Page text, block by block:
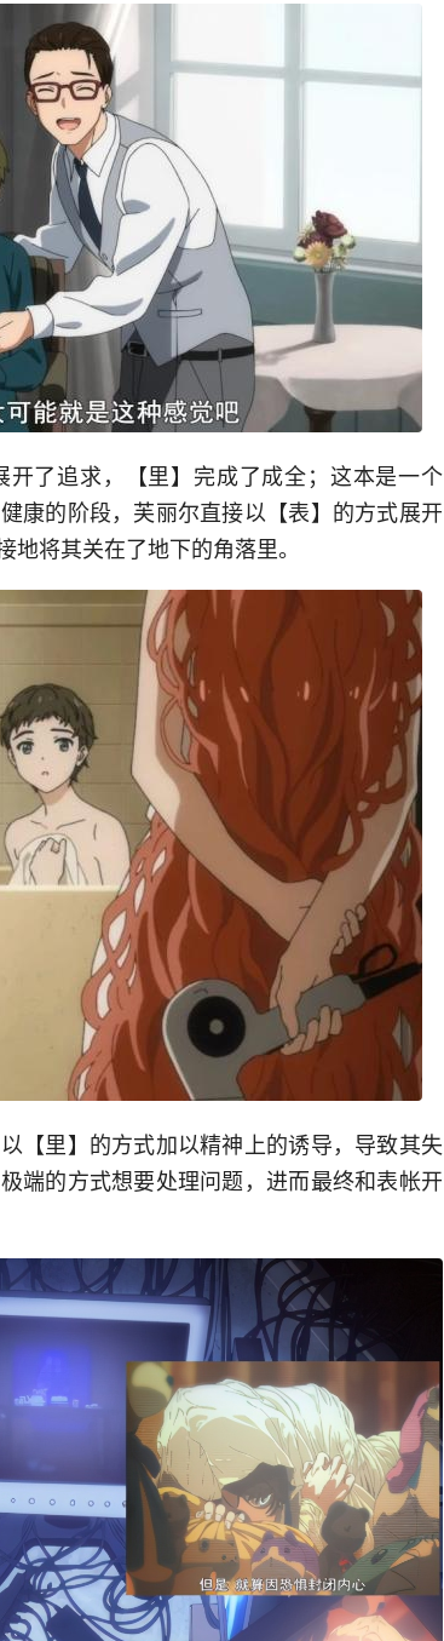
了追求，【里】完成了成全；这本是一个
康的阶段，芙丽尔直接以【表】的方式展开
将其关在了地下的角落里。
【里】的方式加以精神上的诱导，导致其失
端的方式想要处理问题，进而最终和表帐开